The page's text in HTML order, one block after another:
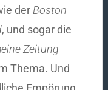
der Boston
, und sogar die
Zeitung
Thema. Und